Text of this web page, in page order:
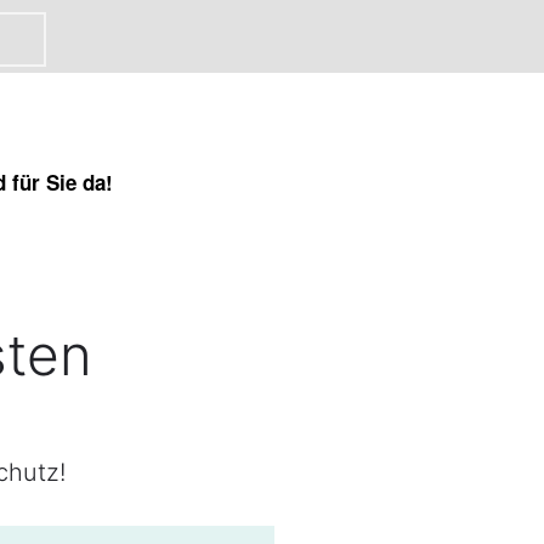
für Sie da!